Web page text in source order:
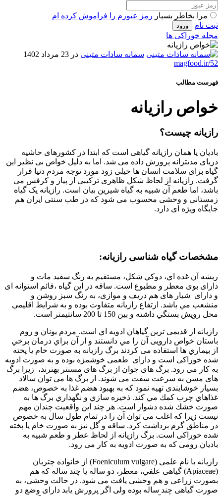
مرا بخاطر بسپار رمز عبورم را فراموش کرده ام
ثبت نام
مجله خوراکی ها
سمانه سادات متینی در 23 مرداد 1402
magfood.ir/52
فهرست مطالب
خواص رازیانه
رازیانه چیست؟
بادیان یا همان رازیانه گیاهی است که ابتدا در کشورهای حاشیه
دریای مدیترانه پرورش داده می شد. اما به دلیل خواص بی نظیر این
گیاه برای سلامت انسان ها خیلی زود مورد توجه مردم دنیا قرار
گرفت. رازیانه از لحاظ شکل ظاهری ترکیبی از پیاز و کرفس می
باشد، اما طعم آن شبیه به گیاه شیرین بیان است. رازیانه یک گیاه
زمستانی و وحشی محسوب می شود که در طب سنتی ایران هم
جایگاه ویژه ای دارد.
مشخصات گیاه شناسی رازیانه:
ریشه آن غده اي، دوکي شکل، مستقیم به رنگ سفید مات و
دارای بوی معطر و مطبوع است. ساقه در این گیاه ،قائم استوانه ای
و دارای شيار های هم دریف و موازی، به رنگ سبز روشن و
منشعب مي باشد. ارتفاع رازیانه متفاوت بوده و به شرایط اقليمي
محل رویش بستگي داشته و بین 150 تا 200 سانتیمتر است.
رازیانه از قدیمی ترین گیاهان ادويه اي است. مردم یونان و روم
باستان خواص دارويی آن را مي دانستند و از آن براي درمان برخي
از بيماري ها استفاده می کردند‌ برگ رازیانه به صورت خام یا پخته
شده خوراکی است و دارای طعمی خوشمزه بوده و به صورت ادویه
به کار می رود. برگ های جوان از برگ های مسنتر بهترند، زیرا برگ
های مسن به سرعت سفت می شوند. از برگ ها می توان سالاد
بسیار خوشایندی تهیه نمود که به بهبود هضم غذا به خصوص، هضم
غذاهاي چرب كمك مي كند. ذخيره سازي و نگهداري برگ ها به
صورت خشك شده دشوار است. هر چند این واقعیت چندان مهم
نیست زیرا که اغلب می توان آن را در تمام طول سال به خصوص
در مناطق گرم برداشت کرد. ساقه و گل نیز به صورت خام یا پخته
شده خوراکی است. برگ رازیانه از لحاظ عطر و طعم شبیه به
بادیان رومی که به صورت ادویه به کار می رود.
رازیانه با نام علمی (Foeniculum vulgare) از خانواده چتریان
(Apiaceae) گیاهی علفي، معطر، دو ساله یا چند ساله که هم
بصورت زراعی و هم وحشی یافت می شود. در حالت وحشی، به
صورت گیاهی چند ساله بوده ولی اگر پرورش یابد دارای وضع دو